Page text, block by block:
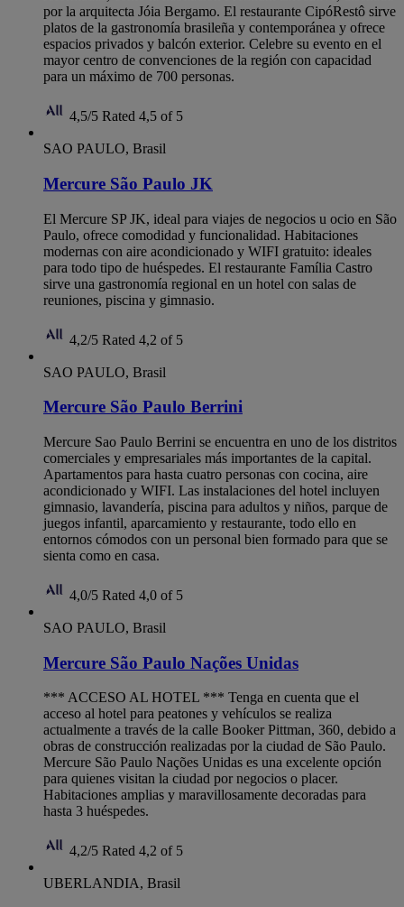
por la arquitecta Jóia Bergamo. El restaurante CipóRestô sirve
platos de la gastronomía brasileña y contemporánea y ofrece
espacios privados y balcón exterior. Celebre su evento en el
mayor centro de convenciones de la región con capacidad
para un máximo de 700 personas.
4,5/5 Rated 4,5 of 5
SAO PAULO, Brasil
Mercure São Paulo JK
El Mercure SP JK, ideal para viajes de negocios u ocio en São
Paulo, ofrece comodidad y funcionalidad. Habitaciones
modernas con aire acondicionado y WIFI gratuito: ideales
para todo tipo de huéspedes. El restaurante Família Castro
sirve una gastronomía regional en un hotel con salas de
reuniones, piscina y gimnasio.
4,2/5 Rated 4,2 of 5
SAO PAULO, Brasil
Mercure São Paulo Berrini
Mercure Sao Paulo Berrini se encuentra en uno de los distritos
comerciales y empresariales más importantes de la capital.
Apartamentos para hasta cuatro personas con cocina, aire
acondicionado y WIFI. Las instalaciones del hotel incluyen
gimnasio, lavandería, piscina para adultos y niños, parque de
juegos infantil, aparcamiento y restaurante, todo ello en
entornos cómodos con un personal bien formado para que se
sienta como en casa.
4,0/5 Rated 4,0 of 5
SAO PAULO, Brasil
Mercure São Paulo Nações Unidas
*** ACCESO AL HOTEL *** Tenga en cuenta que el
acceso al hotel para peatones y vehículos se realiza
actualmente a través de la calle Booker Pittman, 360, debido a
obras de construcción realizadas por la ciudad de São Paulo.
Mercure São Paulo Nações Unidas es una excelente opción
para quienes visitan la ciudad por negocios o placer.
Habitaciones amplias y maravillosamente decoradas para
hasta 3 huéspedes.
4,2/5 Rated 4,2 of 5
UBERLANDIA, Brasil